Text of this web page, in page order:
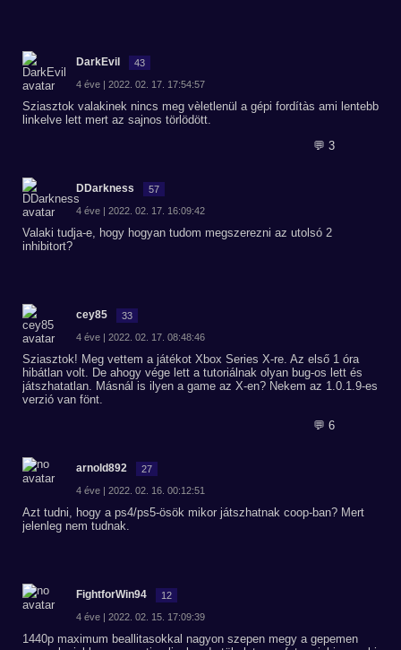
DarkEvil 43
4 éve | 2022. 02. 17. 17:54:57
Sziasztok valakinek nincs meg vèletlenül a gépi fordítàs ami lentebb
linkelve lett mert az sajnos törlödött.
💬 3
DDarkness 57
4 éve | 2022. 02. 17. 16:09:42
Valaki tudja-e, hogy hogyan tudom megszerezni az utolsó 2
inhibitort?
cey85 33
4 éve | 2022. 02. 17. 08:48:46
Sziasztok! Meg vettem a játékot Xbox Series X-re. Az első 1 óra
hibátlan volt. De ahogy vége lett a tutoriálnak olyan bug-os lett és
játszhatatlan. Másnál is ilyen a game az X-en? Nekem az 1.0.1.9-es
verzió van fönt.
💬 6
arnold892 27
4 éve | 2022. 02. 16. 00:12:51
Azt tudni, hogy a ps4/ps5-ösök mikor játszhatnak coop-ban? Mert
jelenleg nem tudnak.
FightforWin94 12
4 éve | 2022. 02. 15. 17:09:39
1440p maximum beallitasokkal nagyon szepen megy a gepemen